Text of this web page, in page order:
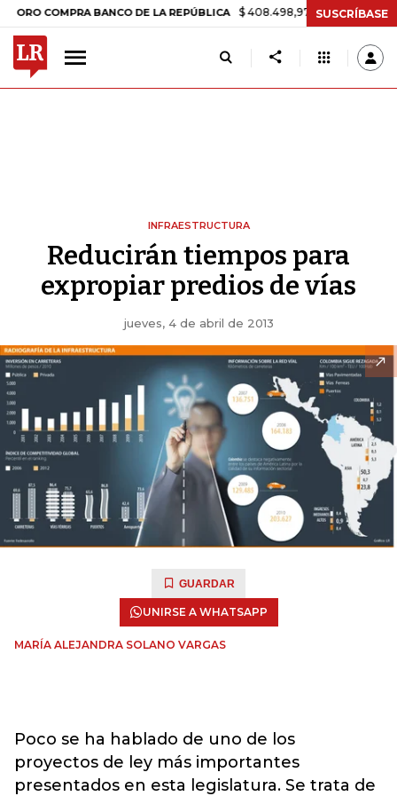
COMPRA BANCO DE LA REPÚBLICA $ 408.498,97 +$ 8.753,81 +2,19%
SUSCRÍBASE
INFRAESTRUCTURA
Reducirán tiempos para
expropiar predios de vías
jueves, 4 de abril de 2013
GUARDAR
UNIRSE A WHATSAPP
MARÍA ALEJANDRA SOLANO VARGAS
Poco se ha hablado de uno de los
proyectos de ley más importantes
presentados en esta legislatura. Se trata de